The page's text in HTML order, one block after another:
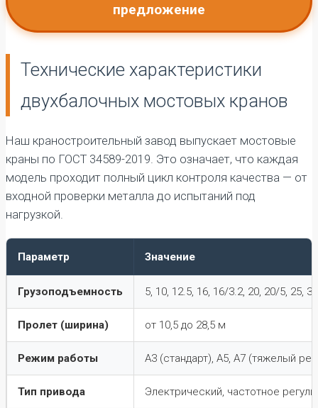
предложение
Технические характеристики
двухбалочных мостовых кранов
Наш краностроительный завод выпускает мостовые
краны по ГОСТ 34589-2019. Это означает, что каждая
модель проходит полный цикл контроля качества — от
входной проверки металла до испытаний под
нагрузкой.
Параметр Значение
Грузоподъемность 5, 10, 12.5, 16, 16/3.2, 20, 20/5, 25,
Пролет (ширина) от 10,5 до 28,5 м
Режим работы А3 (стандарт), А5, А7 (тяжелый
Тип привода Электрический, частотное